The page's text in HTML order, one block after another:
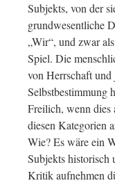
Subjekts, von der
grundwesentliche
„Wir“, und zwar
Spiel. Die
von Herrschaft
Selbstbestimmung
Freilich, wenn dies
diesen Kategorien
Wie? Es wäre ein
Subjekts historisch
Kritik aufnehmen